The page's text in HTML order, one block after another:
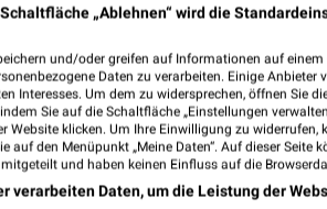
„Ablehnen“ wird die
und/oder greifen auf Informationen auf einem
Daten zu verarbeiten. Einige
Interesses. Um dem zu widersprechen, öffnen Sie
Sie auf die Schaltfläche „Einstellungen
Website klicken. Um Ihre Einwilligung zu
auf den Menüpunkt „Meine Daten“. Auf dieser
und haben keinen Einfluss auf die
verarbeiten Daten, um die Leistung der